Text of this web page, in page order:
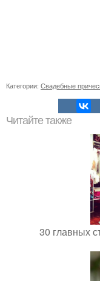
Категории: Свадебные
Читайте также
30 главных